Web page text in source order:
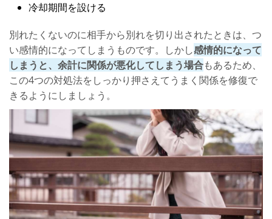
冷却期間を設ける
別れたくないのに相手から別れを切り出されたときは、つ
い感情的になってしまうものです。しかし感情的になって
しまうと、余計に関係が悪化してしまう場合もあるため、
この4つの対処法をしっかり押さえてうまく関係を修復で
きるようにしましょう。